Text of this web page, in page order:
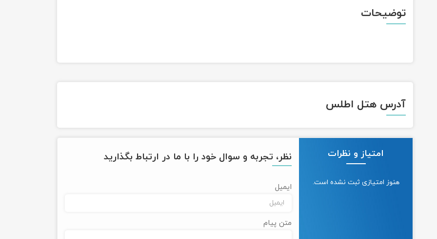
توضیحات
آدرس هتل اطلس
امتیاز و نظرات
هنوز امتیازی ثبت نشده است.
نظر، تجربه و سوال خود را با ما در ارتباط بگذارید
ایمیل
متن پیام